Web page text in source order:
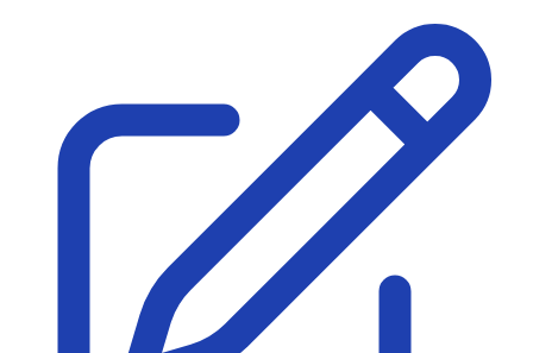
Проєкт "Жестова мова для поліцейських"
На допомогу військовим
Медична термінологія жестовою мовою
Нормативна база УТОГ
Конвенція ООН
Законодавство
Декларації
Документи ВФГ
Міжнародні документи